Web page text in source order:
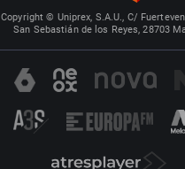
Copyright © Uniprex, S.A.U., C/
San Sebastián de los Reyes, 28703